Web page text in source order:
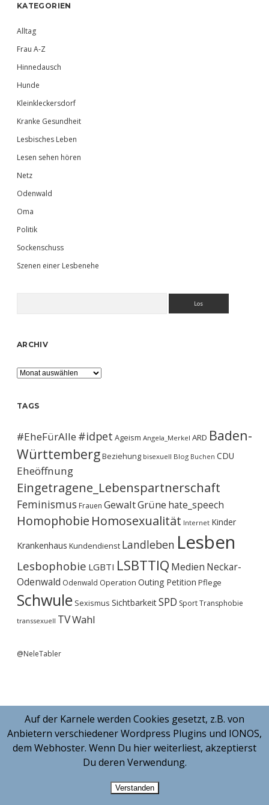
Sidebar
KATEGORIEN
Alltag
Frau A-Z
Hinnedausch
Hunde
Kleinkleckersdorf
Kranke Gesundheit
Lesbisches Leben
Lesen sehen hören
Netz
Odenwald
Oma
Politik
Sockenschuss
Szenen einer Lesbenehe
ARCHIV
Archiv
TAGS
#EheFürAlle#idpet Ageism Angela_Merkel ARD Baden-
WürttembergBeziehung bisexuell Blog Buchen CDU
Eheöffnung
Eingetragene_Lebenspartnerschaft
Feminismus Frauen GewaltGrüne hate_speech
Homophobie Homosexualität Internet Kinder
Krankenhaus Kundendienst Landleben Lesben
Lesbophobie LGBTI LSBTTIQ Medien Neckar-
Odenwald Odenwald Operation Outing Petition Pflege
Schwule Sexismus SichtbarkeitSPD SportTransphobie
transsexuell TVWahl
@NeleTabler
Auf der Karnele werden Cookies gesetzt, z.B. von
Anbietern verschiedener Wordpress Plugins und IONOS,
dem Webhoster. Wenn Du hier weiterliest, akzeptierst
Du deren Verwendung.
Verstanden